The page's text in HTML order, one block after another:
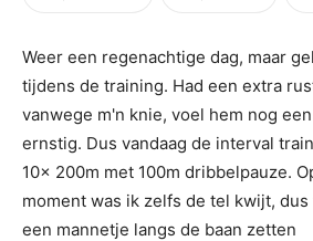
Weer een regenachtige dag, maar
tijdens de training. Had een extra
vanwege m'n knie, voel hem nog
ernstig. Dus vandaag de interval
10x 200m met 100m dribbelpauze.
moment was ik zelfs de tel kwijt,
een mannetje langs de baan zetten